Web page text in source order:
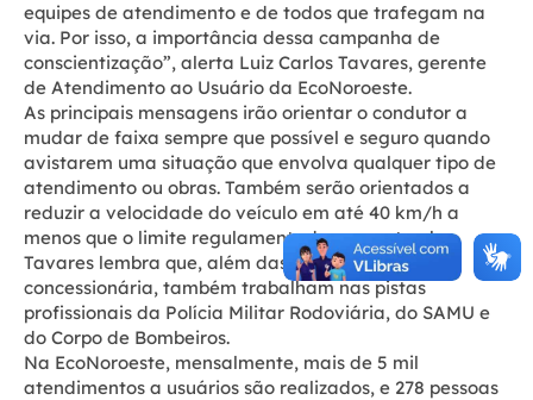
equipes de atendimento e de todos que trafegam na
via. Por isso, a importância dessa campanha de
conscientização”, alerta Luiz Carlos Tavares, gerente
de Atendimento ao Usuário da EcoNoroeste.
As principais mensagens irão orientar o condutor a
mudar de faixa sempre que possível e seguro quando
avistarem uma situação que envolva qualquer tipo de
atendimento ou obras. Também serão orientados a
reduzir a velocidade do veículo em até 40 km/h a
menos que o limite regulamentado para o trecho.
Tavares lembra que, além das equipes da
concessionária, também trabalham nas pistas
profissionais da Polícia Militar Rodoviária, do SAMU e
do Corpo de Bombeiros.
Na EcoNoroeste, mensalmente, mais de 5 mil
atendimentos a usuários são realizados, e 278 pessoas